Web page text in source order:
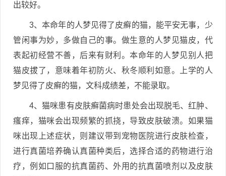
出较好。
3、本命年的人梦见得了皮癣的猫，能平安无事，少
管闲事为妙，多做自己的事。做生意的人梦见猫皮，代
表起初经营不善，后来有财利。本命年的人梦见别人把
猫皮拔了，意味着年初防火、秋冬顺利如意。上学的人
梦见得了皮癣的猫，文科成绩差，不能录取。
4、猫咪患有皮肤癣菌病时患处会出现脱毛、红肿、
瘙痒，猫咪会出现频繁的抓挠，导致皮肤破溃。如果猫
咪出现上述症状，则建议带到宠物医院进行皮肤检查，
进行真菌培养确认真菌种类后，选择合适的药物进行治
疗，例如口服的抗真菌药、外用的抗真菌喷剂以及皮肤